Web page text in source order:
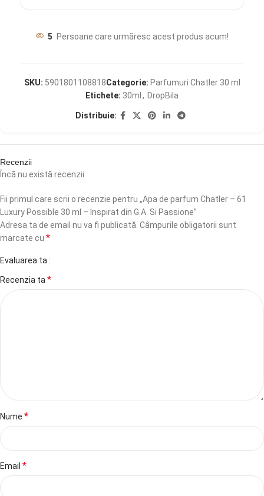
5 Persoane care urmăresc acest produs acum!
SKU: 5901801108818Categorie: Parfumuri Chatler 30 ml
Etichete: 30ml , DropBila
Distribuie:
Recenzii
Încă nu există recenzii
Fii primul care scrii o recenzie pentru „Apa de parfum Chatler – 61
Luxury Possible 30 ml – Inspirat din G.A. Si Passione”
Adresa ta de email nu va fi publicată. Câmpurile obligatorii sunt
marcate cu *
Evaluarea ta
Recenzia ta *
Nume *
Email *